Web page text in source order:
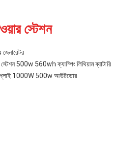
স্টেশন
জেনারেটর
স্টেশন 500w 560wh ক্যাম্পিং লিথিয়াম ব্যাটারি
সাপ্লাই 1000W 500w আউটডোর